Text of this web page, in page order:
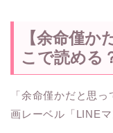
【余命僅
こで読める
「余命僅かだと思
画レーベル「LINE